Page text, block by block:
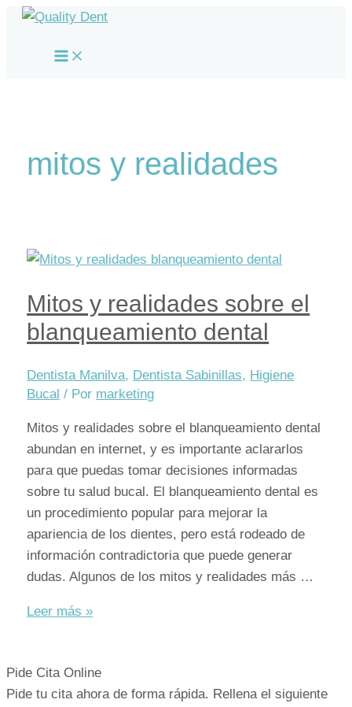
contenidoMain
Menu
mitos y realidades
Mitos y realidades sobre el
blanqueamiento dental
Dentista Manilva, Dentista Sabinillas, Higiene
Bucal / Por marketing
Mitos y realidades sobre el blanqueamiento dental
abundan en internet, y es importante aclararlos
para que puedas tomar decisiones informadas
sobre tu salud bucal. El blanqueamiento dental es
un procedimiento popular para mejorar la
apariencia de los dientes, pero está rodeado de
información contradictoria que puede generar
dudas. Algunos de los mitos y realidades más …
Mitos
sobre
el
Leer más »
Pide Cita Online
Pide tu cita ahora de forma rápida. Rellena el siguiente